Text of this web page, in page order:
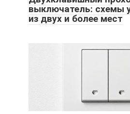
выключатель: схемы
из двух и более мест